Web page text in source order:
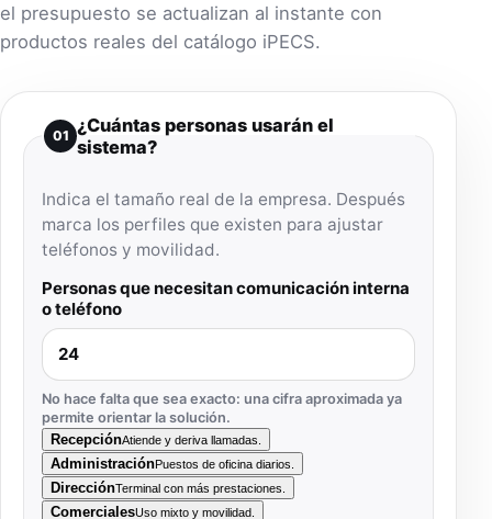
el presupuesto se actualizan al instante con
productos reales del catálogo iPECS.
01 ¿Cuántas personas usarán el
sistema?
Indica el tamaño real de la empresa. Después
marca los perfiles que existen para ajustar
teléfonos y movilidad.
Personas que necesitan comunicación interna
o teléfono
No hace falta que sea exacto: una cifra aproximada ya
permite orientar la solución.
RecepciónAtiende y deriva llamadas.
AdministraciónPuestos de oficina diarios.
DirecciónTerminal con más prestaciones.
ComercialesUso mixto y movilidad.